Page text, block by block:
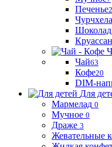
Печенье
Чай63
Кофе20
DIM-
Для
Мармелад 0
Мучное 0
Драже 3
Жевательные